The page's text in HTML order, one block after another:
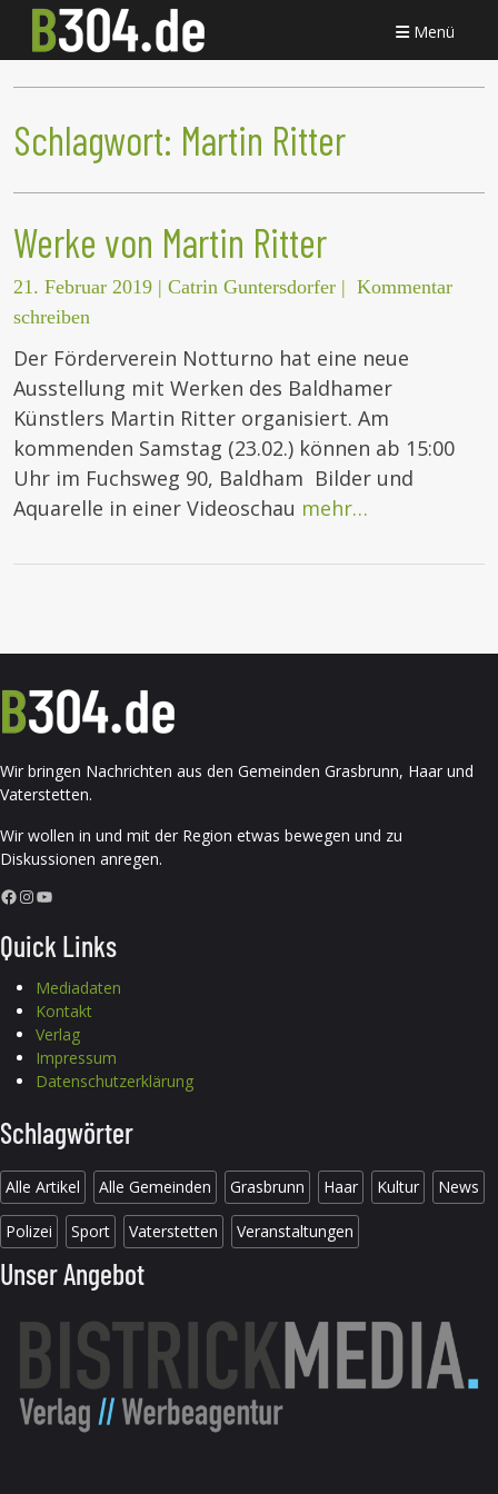
Menü
Schlagwort: Martin Ritter
Werke von Martin Ritter
21. Februar 2019 | Catrin Guntersdorfer | Kommentar
schreiben
Der Förderverein Notturno hat eine neue
Ausstellung mit Werken des Baldhamer
Künstlers Martin Ritter organisiert. Am
kommenden Samstag (23.02.) können ab 15:00
Uhr im Fuchsweg 90, Baldham Bilder und
Aquarelle in einer Videoschau mehr…
Wir bringen Nachrichten aus den Gemeinden Grasbrunn, Haar und
Vaterstetten.
Wir wollen in und mit der Region etwas bewegen und zu
Diskussionen anregen.
Facebook InstagramYouTube
Quick Links
Mediadaten
Kontakt
Verlag
Impressum
Datenschutzerklärung
Schlagwörter
Alle Artikel Alle Gemeinden Grasbrunn Haar Kultur News
Polizei Sport Vaterstetten Veranstaltungen
Unser Angebot